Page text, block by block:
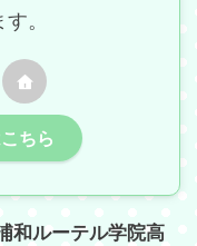
。
ちら
和ルーテル学院高